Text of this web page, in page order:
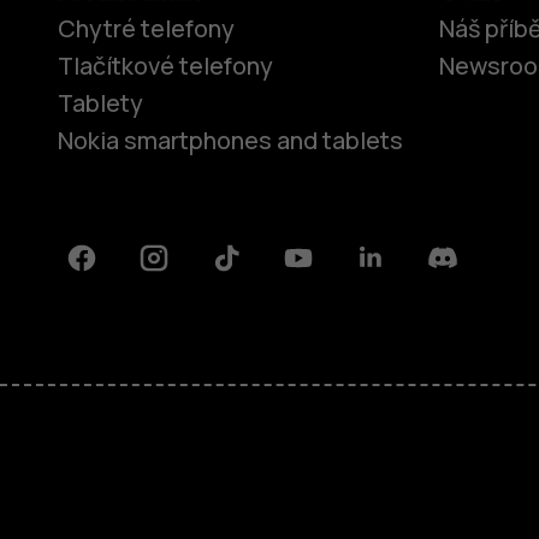
Chytré telefony
Tlačítkové telefony
Tablety
Nokia smartphones and tablets
Náš
FacebookInstagramTiktok YoutubeLinkedinDiscord